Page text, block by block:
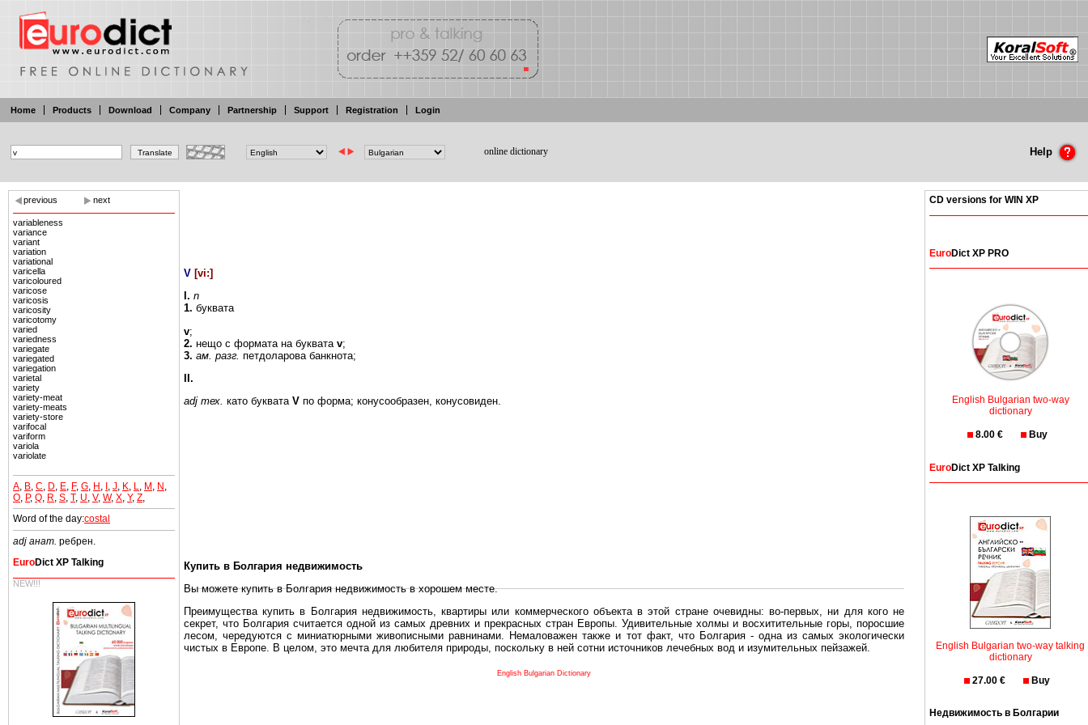
Home Products Download Company Partnership Support Registration Login
online dictionary Help
previous next
variableness
variance
variant
variation
variational
varicella
varicoloured
varicose
varicosis
varicosity
varicotomy
varied
variedness
variegate
variegated
variegation
varietal
variety
variety-meat
variety-meats
variety-store
varifocal
variform
variola
variolate
A B C D E F, G H I J K L M N
O P, Q R S T, U V, W, X Y, Z
Word of the day:costal
adj анат. ребрен.
EuroDict XP Talking
NEW!!!
V [vi:]
I. n
1. буквата
v;
2. нещо с формата на буквата v;
3. ам. разг. петдоларова банкнота;
II.
adj тех. като буквата V по форма; конусообразен, конусовиден.
Купить в Болгария недвижимость
Вы можете купить в Болгария недвижимость в хорошем месте.
Преимущества купить в Болгария недвижимость, квартиры или коммерческого объекта в этой стране очевидны: во-первых, ни для кого не
секрет, что Болгария считается одной из самых древних и прекрасных стран Европы. Удивительные холмы и восхитительные горы, поросшие
лесом, чередуются с миниатюрными живописными равнинами. Немаловажен также и тот факт, что Болгария - одна из самых экологически
чистых в Европе. В целом, это мечта для любителя природы, поскольку в ней сотни источников лечебных вод и изумительных пейзажей.
Еще одно существенное преимущество в плане купить в Болгария недвижимость заключено в том, что Болгария безопасная страна - в ней
English Bulgarian Dictionary
CD versions for WIN XP
EuroDict XP PRO
English Bulgarian two-way
dictionary
8.00 € Buy
EuroDict XP Talking
English Bulgarian two-way talking
dictionary
27.00 € Buy
Недвижимость в Болгарии